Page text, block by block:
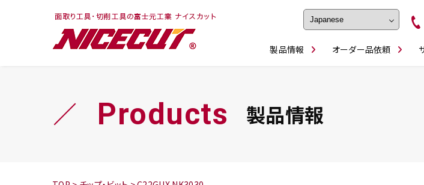
製品情報 オーダー品依頼
フェイス・ショルダーシリーズ 磨き
Products 製品情報